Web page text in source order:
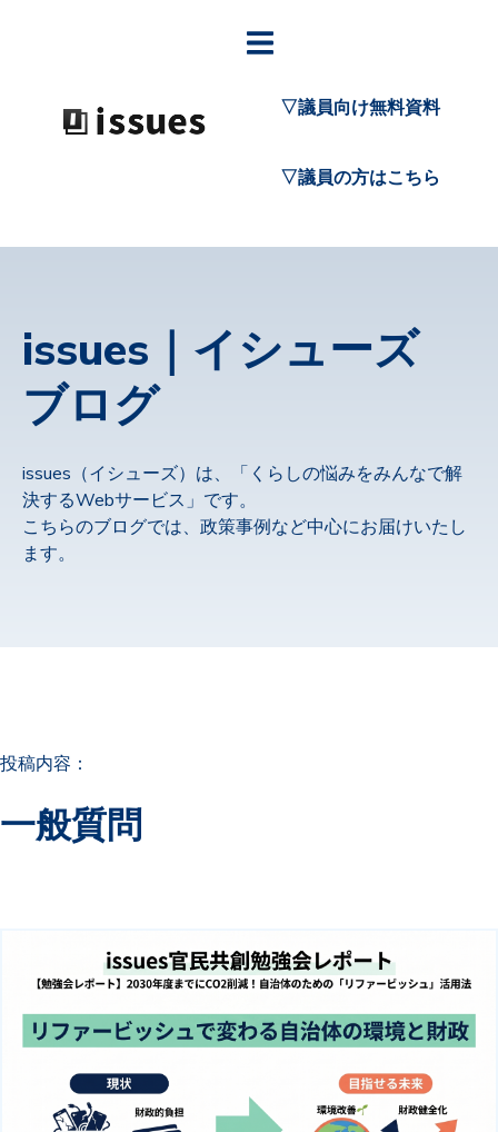
▽議員向け無料資料
▽議員の方はこちら
issues｜イシューズ
ブログ
issues（イシューズ）は、「くらしの悩みをみんなで解
決するWebサービス」です。
こちらのブログでは、政策事例など中心にお届けいたし
ます。
投稿内容：
一般質問